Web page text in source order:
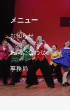
メニュー
お知らせ
お問い合わせ
事務局